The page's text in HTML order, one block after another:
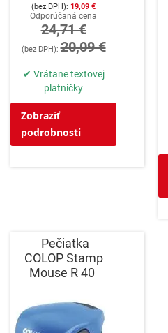
19,09 €
Odporúčaná cena
24,71 €
20,09 €
✔ Vrátane textovej
platničky
Zobraziť
podrobnosti
Pečiatka
COLOP Stamp
Mouse R 40